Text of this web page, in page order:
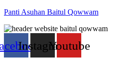
Panti Asuhan Baitul Qowwam
InstagramYoutube